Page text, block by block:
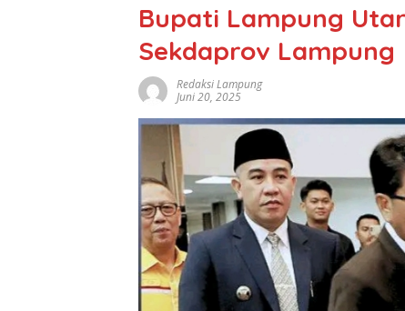
Bupati Lampung
Sekdaprov Lampung
Redaksi Lampung
Juni 20, 2025